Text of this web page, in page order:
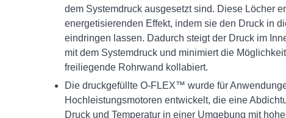
dem Systemdruck ausgesetzt sind. Diese Löcher
energetisierenden Effekt, indem sie den Druck in
eindringen lassen. Dadurch steigt der Druck im
mit dem Systemdruck und minimiert die
freiliegende Rohrwand kollabiert.
Die druckgefüllte O-FLEX™ wurde für
Hochleistungsmotoren entwickelt, die eine
Druck und Temperatur in einer Umgebung mit